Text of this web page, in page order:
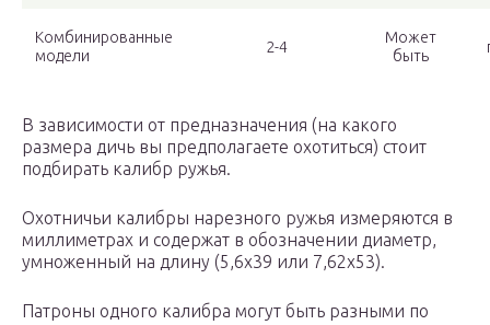
Комбинированные
модели
2-4
Может
быть
В зависимости от предназначения (на какого
размера дичь вы предполагаете охотиться) стоит
подбирать калибр ружья.
Охотничьи калибры нарезного ружья измеряются в
миллиметрах и содержат в обозначении диаметр,
умноженный на длину (5,6х39 или 7,62х53).
Патроны одного калибра могут быть разными по